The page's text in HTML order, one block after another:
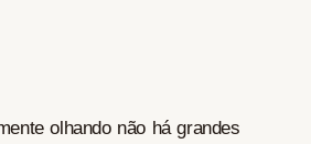
olhando não há grandes